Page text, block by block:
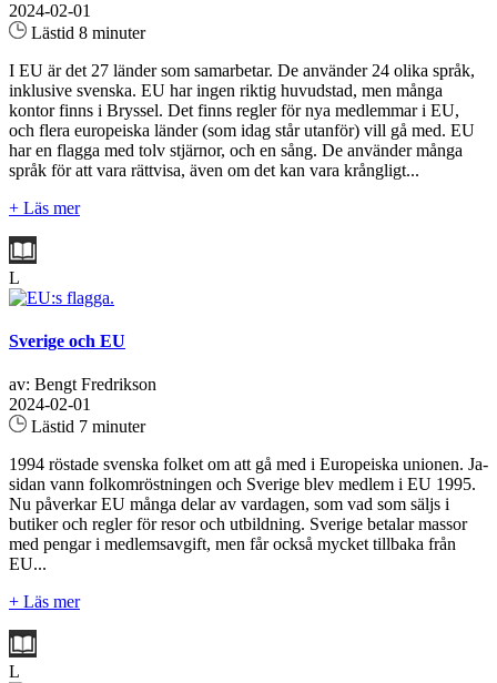
2024-02-01
Lästid 8 minuter
I EU är det 27 länder som samarbetar. De använder 24 olika språk,
inklusive svenska. EU har ingen riktig huvudstad, men många
kontor finns i Bryssel. Det finns regler för nya medlemmar i EU,
och flera europeiska länder (som idag står utanför) vill gå med. EU
har en flagga med tolv stjärnor, och en sång. De använder många
språk för att vara rättvisa, även om det kan vara krångligt...
+ Läs mer
L
Sverige och EU
av: Bengt Fredrikson
2024-02-01
Lästid 7 minuter
1994 röstade svenska folket om att gå med i Europeiska unionen. Ja-
sidan vann folkomröstningen och Sverige blev medlem i EU 1995.
Nu påverkar EU många delar av vardagen, som vad som säljs i
butiker och regler för resor och utbildning. Sverige betalar massor
med pengar i medlemsavgift, men får också mycket tillbaka från
EU...
+ Läs mer
L